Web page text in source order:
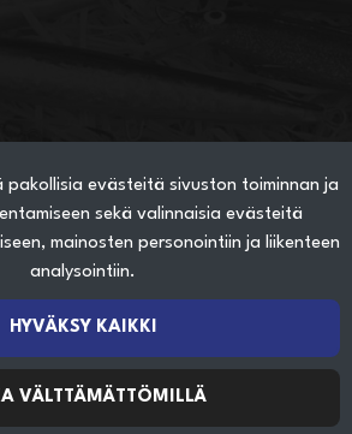
pakollisia evästeitä sivuston toiminnan ja
sekä valinnaisia evästeitä
mainosten personointiin ja liikenteen
analysointiin.
HYVÄKSY KAIKKI
VÄLTTÄMÄTTÖMILLÄ